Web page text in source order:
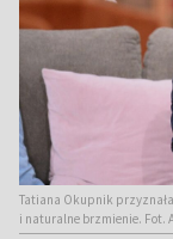
Tatiana Okupnik
i naturalne brzmienie. Fot.